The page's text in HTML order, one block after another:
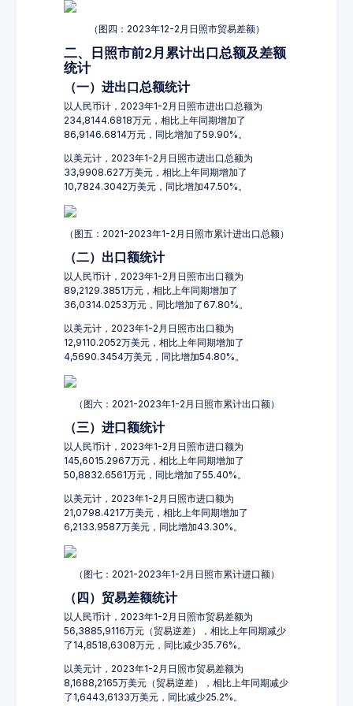
（图四：2023年12-2月日照市贸易差额）
二、日照市前2月累计出口总额及差额
统计
（一）进出口总额统计
以人民币计，2023年1-2月日照市进出口总额为
234,8144.6818万元，相比上年同期增加了
86,9146.6814万元，同比增加了59.90%。
以美元计，2023年1-2月日照市进出口总额为
33,9908.627万美元，相比上年同期增加了
10,7824.3042万美元，同比增加47.50%。
（图五：2021-2023年1-2月日照市累计进出口总额）
（二）出口额统计
以人民币计，2023年1-2月日照市出口额为
89,2129.3851万元，相比上年同期增加了
36,0314.0253万元，同比增加了67.80%。
以美元计，2023年1-2月日照市出口额为
12,9110.2052万美元，相比上年同期增加了
4,5690.3454万美元，同比增加54.80%。
（图六：2021-2023年1-2月日照市累计出口额）
（三）进口额统计
以人民币计，2023年1-2月日照市进口额为
145,6015.2967万元，相比上年同期增加了
50,8832.6561万元，同比增加了55.40%。
以美元计，2023年1-2月日照市进口额为
21,0798.4217万美元，相比上年同期增加了
6,2133.9587万美元，同比增加43.30%。
（图七：2021-2023年1-2月日照市累计进口额）
（四）贸易差额统计
以人民币计，2023年1-2月日照市贸易差额为
56,3885,9116万元（贸易逆差），相比上年同期减少
了14,8518,6308万元，同比减少35.76%。
以美元计，2023年1-2月日照市贸易差额为
8,1688,2165万美元（贸易逆差），相比上年同期减少
了1,6443,6133万美元，同比减少25.2%。